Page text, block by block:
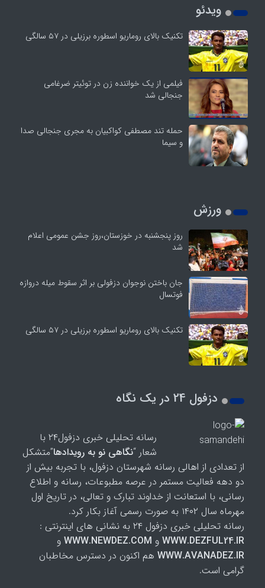
ویدئو
تکنیک بالای روماریو اسطوره برزیلی در ۵۷ سالگی
فیلمی از یک خواننده زن در توئیتر ضرغامی
جنجالی شد
حمله تند مصطفی کواکبیان به مجری جنجالی صدا
و سیما
ورزش
روز پنجشنبه در خوزستان،روز جشن عمومی اعلام
شد
جان باختن نوجوان دزفولی بر اثر سقوط میله دروازه
فوتسال
تکنیک بالای روماریو اسطوره برزیلی در ۵۷ سالگی
دزفول 24 در یک نگاه
رسانه تحلیلی خبری دزفول۲۴ با
شعار “نگاهی نو به رویدادها”متشکل
از تعدادی از اهالی رسانه شهرستان دزفول، با تجربه بیش از
دو دهه فعالیت مستمر در عرصه مطبوعات، رسانه و اطلاع
رسانی، با استعانت از خداوند تبارک و تعالی، در تاریخ اول
مهرماه سال ۱۴۰۲ به صورت رسمی آغاز بکار کرد.
رسانه تحلیلی خبری دزفول ۲۴ به نشانی های اینترنتی :
WWW.DEZFUL24.IR و WWW.NEWDEZ.COM و
WWW.AVANADEZ.IR هم اکنون در دسترس مخاطبان
گرامی است.